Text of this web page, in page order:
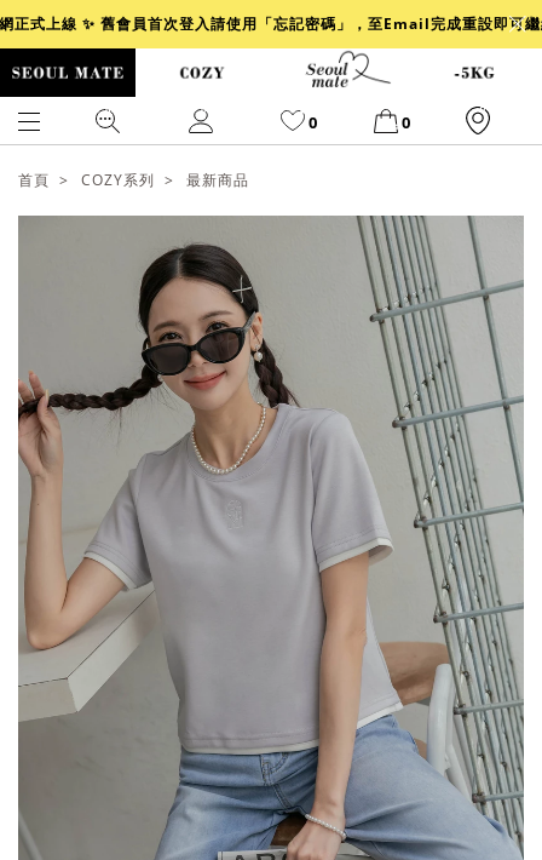
正式上線 ✨ 舊會員首次登入請使用「忘記密碼」，至Email完成重設即可
0 0
背心 舒芙蕾
透膚 小香 牛仔
褲裙 牛仔裙
涼感
首頁 COZY系列 最新商品